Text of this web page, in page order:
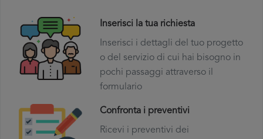
Inserisci la tua richiesta
Inserisci i dettagli del tuo progetto
o del servizio di cui hai bisogno in
pochi passaggi attraverso il
formulario
Confronta i preventivi
Ricevi i preventivi dei